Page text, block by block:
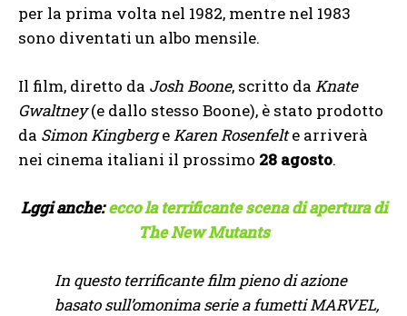
per la prima volta nel 1982, mentre nel 1983
sono diventati un albo mensile.
Il film, diretto da Josh Boone, scritto da Knate
Gwaltney(e dallo stesso Boone), è stato prodotto
da Simon KingbergeKaren Rosenfelte arriverà
nei cinema italiani il prossimo 28 agosto.
Lggi anche:ecco la terrificante scena di apertura di
The New Mutants
In questo terrificante film pieno di azione
basato sull’omonima serie a fumetti MARVEL,